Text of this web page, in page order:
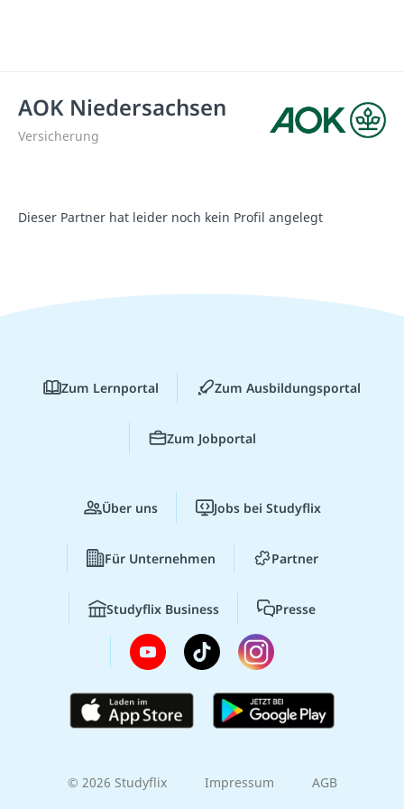
AOK Niedersachsen
Versicherung
Dieser Partner hat leider noch kein Profil angelegt
Zum Lernportal Zum Ausbildungsportal
Zum Jobportal
Über uns Jobs bei Studyflix
Für Unternehmen Partner
Studyflix Business Presse
© 2026 Studyflix Impressum AGB